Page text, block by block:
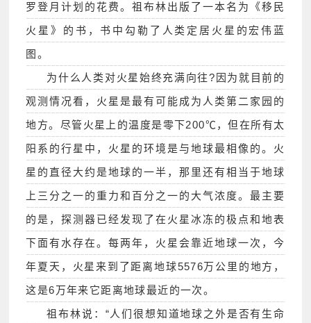
罗登月计划的花费。祖布林出版了一本名为《移民
火星》的书，书中勾勒了人类定居火星的宏伟蓝
图。
为什么人类对火星始终充满向往?因为就目前的
观测情况看，火星是最有可能成为人类第二家园的
地方。尽管火星上的温度是零下200℃，但在所有太
阳系的行星中，火星的环境是与地球最相像的。火
星的直径大约是地球的一半，那里还有相当于地球
上三分之一的重力和百分之一的大气浓度。最主要
的是，探测器已经发现了在火星冰冻的极点和地表
下面有水存在。每两年，火星会靠近地球一次，今
年夏天，火星来到了距离地球5576万公里的地方，
这是6万年来它距离地球最近的一次。
祖布林说：“人们很想知道地球之外是否有生命